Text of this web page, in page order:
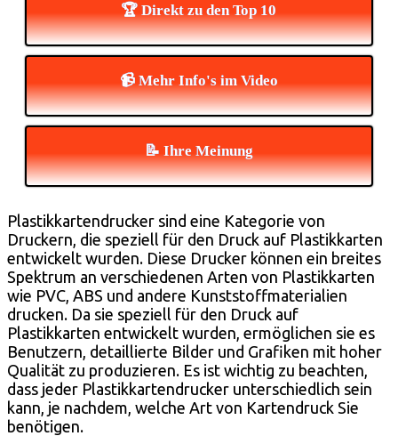
🏆 Direkt zu den Top 10
📹 Mehr Info's im Video
📝 Ihre Meinung
Plastikkartendrucker sind eine Kategorie von
Druckern, die speziell für den Druck auf Plastikkarten
entwickelt wurden. Diese Drucker können ein breites
Spektrum an verschiedenen Arten von Plastikkarten
wie PVC, ABS und andere Kunststoffmaterialien
drucken. Da sie speziell für den Druck auf
Plastikkarten entwickelt wurden, ermöglichen sie es
Benutzern, detaillierte Bilder und Grafiken mit hoher
Qualität zu produzieren. Es ist wichtig zu beachten,
dass jeder Plastikkartendrucker unterschiedlich sein
kann, je nachdem, welche Art von Kartendruck Sie
benötigen.